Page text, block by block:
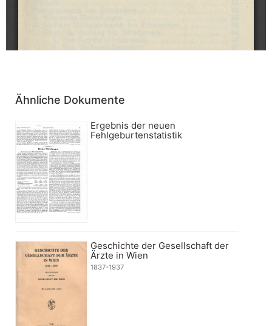
Ähnliche Dokumente
Ergebnis der neuen
Fehlgeburtenstatistik
Geschichte der Gesellschaft der
Ärzte in Wien
1837-1937